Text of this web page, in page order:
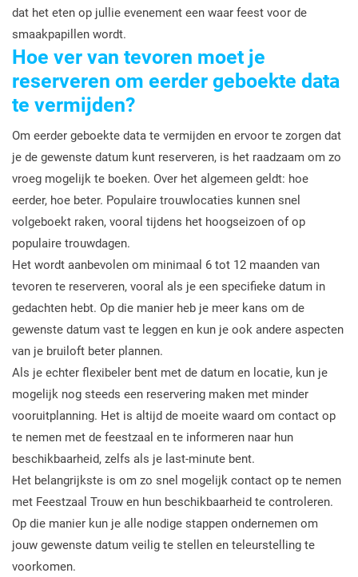
dat het eten op jullie evenement een waar feest voor de
smaakpapillen wordt.
Hoe ver van tevoren moet je
reserveren om eerder geboekte data
te vermijden?
Om eerder geboekte data te vermijden en ervoor te zorgen dat
je de gewenste datum kunt reserveren, is het raadzaam om zo
vroeg mogelijk te boeken. Over het algemeen geldt: hoe
eerder, hoe beter. Populaire trouwlocaties kunnen snel
volgeboekt raken, vooral tijdens het hoogseizoen of op
populaire trouwdagen.
Het wordt aanbevolen om minimaal 6 tot 12 maanden van
tevoren te reserveren, vooral als je een specifieke datum in
gedachten hebt. Op die manier heb je meer kans om de
gewenste datum vast te leggen en kun je ook andere aspecten
van je bruiloft beter plannen.
Als je echter flexibeler bent met de datum en locatie, kun je
mogelijk nog steeds een reservering maken met minder
vooruitplanning. Het is altijd de moeite waard om contact op
te nemen met de feestzaal en te informeren naar hun
beschikbaarheid, zelfs als je last-minute bent.
Het belangrijkste is om zo snel mogelijk contact op te nemen
met Feestzaal Trouw en hun beschikbaarheid te controleren.
Op die manier kun je alle nodige stappen ondernemen om
jouw gewenste datum veilig te stellen en teleurstelling te
voorkomen.